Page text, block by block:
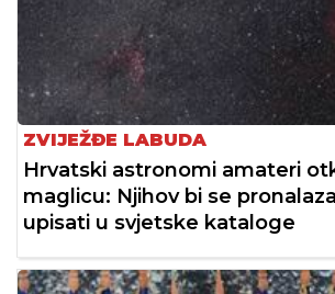
ZVIJEŽĐE LABUDA
Hrvatski astronomi amateri
maglicu: Njihov bi se
upisati u svjetske kataloge